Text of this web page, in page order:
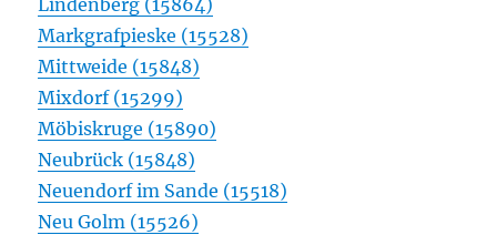
Lindenberg (15864)
Markgrafpieske (15528)
Mittweide (15848)
Mixdorf (15299)
Möbiskruge (15890)
Neubrück (15848)
Neuendorf im Sande (15518)
Neu Golm (15526)